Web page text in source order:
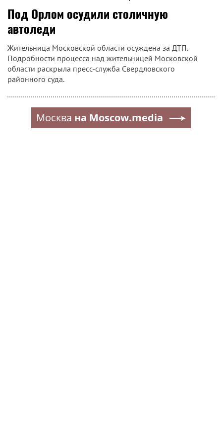
Под Орлом осудили столичную
автоледи
Жительница Московской области осуждена за ДТП.
Подробности процесса над жительницей Московской
области раскрыла пресс-служба Свердловского
районного суда.
Москва на Moscow.media